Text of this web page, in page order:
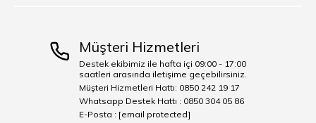
Müşteri Hizmetleri
Destek ekibimiz ile hafta içi 09:00 - 17:00
saatleri arasında iletişime geçebilirsiniz.
Müşteri Hizmetleri Hattı: 0850 242 19 17
Whatsapp Destek Hattı : 0850 304 05 86
E-Posta : [email protected]